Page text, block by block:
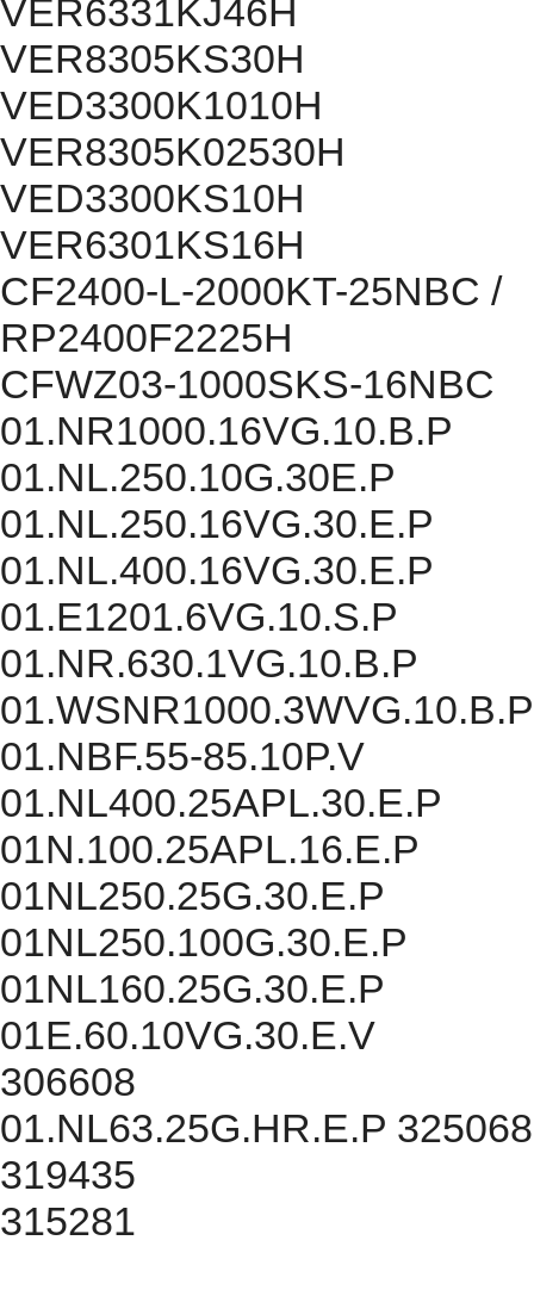
VER6331KJ46H
VER8305KS30H
VED3300K1010H
VER8305K02530H
VED3300KS10H
VER6301KS16H
CF2400-L-2000KT-25NBC /
RP2400F2225H
CFWZ03-1000SKS-16NBC
01.NR1000.16VG.10.B.P
01.NL.250.10G.30E.P
01.NL.250.16VG.30.E.P
01.NL.400.16VG.30.E.P
01.E1201.6VG.10.S.P
01.NR.630.1VG.10.B.P
01.WSNR1000.3WVG.10.B.P
01.NBF.55-85.10P.V
01.NL400.25APL.30.E.P
01N.100.25APL.16.E.P
01NL250.25G.30.E.P
01NL250.100G.30.E.P
01NL160.25G.30.E.P
01E.60.10VG.30.E.V
306608
01.NL63.25G.HR.E.P 325068
319435
315281